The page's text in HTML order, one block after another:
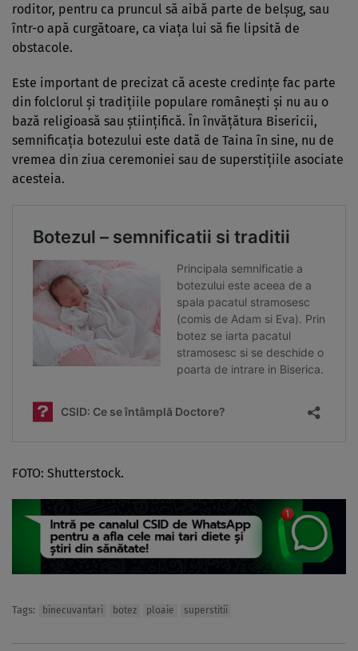
roditor, pentru ca pruncul să aibă parte de belșug, sau
într-o apă curgătoare, ca viața lui să fie lipsită de
obstacole.
Este important de precizat că aceste credințe fac parte
din folclorul și tradițiile populare românești și nu au o
bază religioasă sau științifică. În învățătura Bisericii,
semnificația botezului este dată de Taina în sine, nu de
vremea din ziua ceremoniei sau de superstițiile asociate
acesteia.
FOTO: Shutterstock.
Tags: binecuvantari botez ploaie superstitii